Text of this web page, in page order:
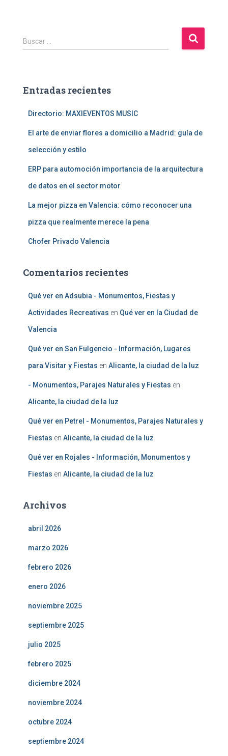
B
u
r
Buscar …
Entradas recientes
Directorio: MAXIEVENTOS MUSIC
El arte de enviar flores a domicilio a Madrid: guía de
selección y estilo
ERP para automoción importancia de la arquitectura
de datos en el sector motor
La mejor pizza en Valencia: cómo reconocer una
pizza que realmente merece la pena
Chofer Privado Valencia
Comentarios recientes
Qué ver en Adsubia - Monumentos, Fiestas y
Actividades Recreativas en Qué ver en la Ciudad de
Valencia
Qué ver en San Fulgencio - Información, Lugares
para Visitar y Fiestas en Alicante, la ciudad de la luz
- Monumentos, Parajes Naturales y Fiestas en
Alicante, la ciudad de la luz
Qué ver en Petrel - Monumentos, Parajes Naturales y
Fiestas en Alicante, la ciudad de la luz
Qué ver en Rojales - Información, Monumentos y
Fiestas en Alicante, la ciudad de la luz
Archivos
abril 2026
marzo 2026
febrero 2026
enero 2026
noviembre 2025
septiembre 2025
julio 2025
febrero 2025
diciembre 2024
noviembre 2024
octubre 2024
septiembre 2024